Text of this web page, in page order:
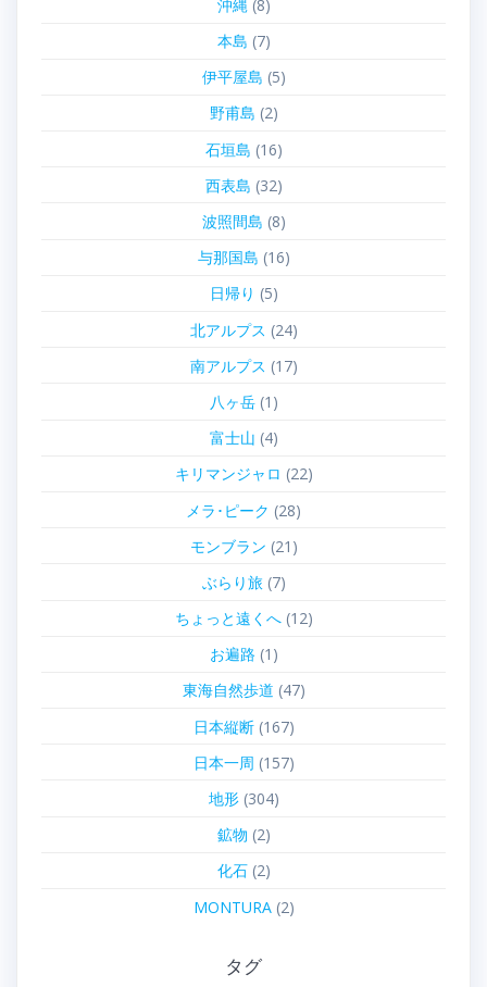
沖縄(8)
本島 (7)
伊平屋島 (5)
野甫島 (2)
石垣島 (16)
西表島 (32)
波照間島 (8)
与那国島 (16)
日帰り (5)
北アルプス (24)
南アルプス (17)
八ヶ岳(1)
富士山 (4)
キリマンジャロ (22)
メラ･ピーク (28)
モンブラン (21)
ぶらり旅(7)
ちょっと遠くへ(12)
お遍路 (1)
東海自然歩道 (47)
日本縦断(167)
日本一周 (157)
地形(304)
鉱物 (2)
化石(2)
MONTURA(2)
タグ